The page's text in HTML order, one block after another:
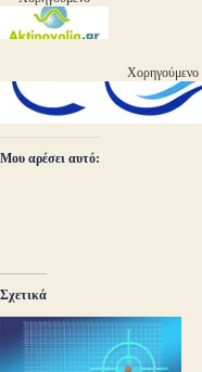
Χορηγούμενο
Μου αρέσει αυτό:
Σχετικά